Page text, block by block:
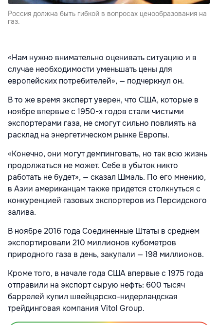
Россия должна быть гибкой в вопросах ценообразования на
газ.
«Нам нужно внимательно оценивать ситуацию и в
случае необходимости уменьшать цены для
европейских потребителей», — подчеркнул он.
В то же время эксперт уверен, что США, которые в
ноябре впервые с 1950-х годов стали чистыми
экспортерами газа, не смогут сильно повлиять на
расклад на энергетическом рынке Европы.
«Конечно, они могут демпинговать, но так всю жизнь
продолжаться не может. Себе в убыток никто
работать не будет», — сказал Шмаль. По его мнению,
в Азии американцам также придется столкнуться с
конкуренцией газовых экспортеров из Персидского
залива.
В ноябре 2016 года Соединенные Штаты в среднем
экспортировали 210 миллионов кубометров
природного газа в день, закупали — 198 миллионов.
Кроме того, в начале года США впервые с 1975 года
отправили на экспорт сырую нефть: 600 тысяч
баррелей купил швейцарско-нидерландская
трейдинговая компания Vitol Group.